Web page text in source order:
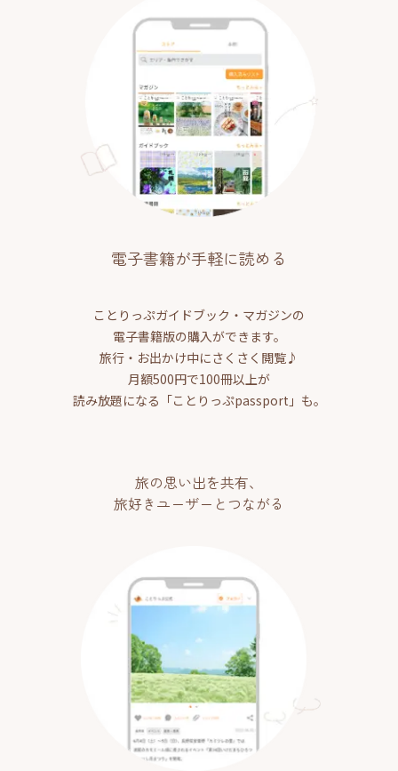
電子書籍が手軽に読める
ことりっぷガイドブック・マガジンの
電子書籍版の購入ができます。
旅行・お出かけ中にさくさく閲覧♪
月額500円で100冊以上が
読み放題になる「ことりっぷpassport」も。
旅の思い出を共有、
旅好きユーザーとつながる